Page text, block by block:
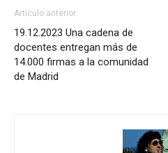
Artículo anterior
19.12.2023 Una cadena de
docentes entregan más de
14.000 firmas a la comunidad
de Madrid